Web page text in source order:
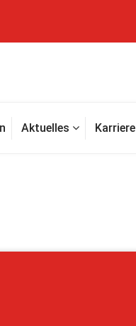
Aktuelles Karriere